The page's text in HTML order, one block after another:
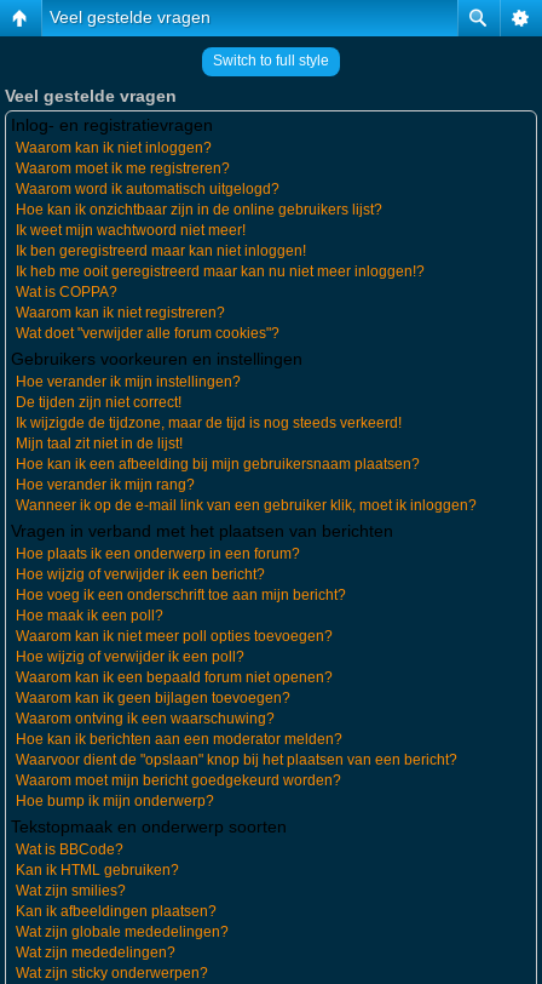
Veel gestelde vragen
Switch to full style
Veel gestelde vragen
Inlog- en registratievragen
Waarom kan ik niet inloggen?
Waarom moet ik me registreren?
Waarom word ik automatisch uitgelogd?
Hoe kan ik onzichtbaar zijn in de online gebruikers lijst?
Ik weet mijn wachtwoord niet meer!
Ik ben geregistreerd maar kan niet inloggen!
Ik heb me ooit geregistreerd maar kan nu niet meer inloggen!?
Wat is COPPA?
Waarom kan ik niet registreren?
Wat doet "verwijder alle forum cookies"?
Gebruikers voorkeuren en instellingen
Hoe verander ik mijn instellingen?
De tijden zijn niet correct!
Ik wijzigde de tijdzone, maar de tijd is nog steeds verkeerd!
Mijn taal zit niet in de lijst!
Hoe kan ik een afbeelding bij mijn gebruikersnaam plaatsen?
Hoe verander ik mijn rang?
Wanneer ik op de e-mail link van een gebruiker klik, moet ik inloggen?
Vragen in verband met het plaatsen van berichten
Hoe plaats ik een onderwerp in een forum?
Hoe wijzig of verwijder ik een bericht?
Hoe voeg ik een onderschrift toe aan mijn bericht?
Hoe maak ik een poll?
Waarom kan ik niet meer poll opties toevoegen?
Hoe wijzig of verwijder ik een poll?
Waarom kan ik een bepaald forum niet openen?
Waarom kan ik geen bijlagen toevoegen?
Waarom ontving ik een waarschuwing?
Hoe kan ik berichten aan een moderator melden?
Waarvoor dient de "opslaan" knop bij het plaatsen van een bericht?
Waarom moet mijn bericht goedgekeurd worden?
Hoe bump ik mijn onderwerp?
Tekstopmaak en onderwerp soorten
Wat is BBCode?
Kan ik HTML gebruiken?
Wat zijn smilies?
Kan ik afbeeldingen plaatsen?
Wat zijn globale mededelingen?
Wat zijn mededelingen?
Wat zijn sticky onderwerpen?